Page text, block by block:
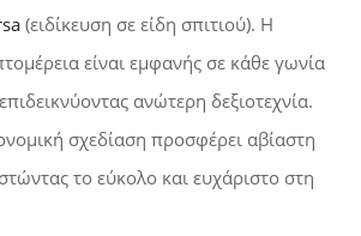
(ειδίκευση σε είδη σπιτιού). Η
είναι εμφανής σε κάθε γωνία
ανώτερη δεξιοτεχνία.
σχεδίαση προσφέρει αβίαστη
το εύκολο και ευχάριστο στη